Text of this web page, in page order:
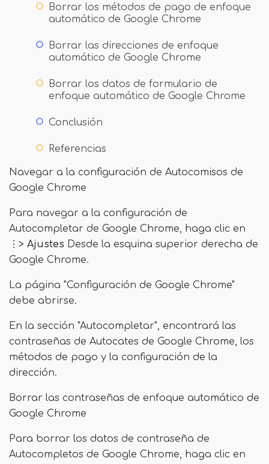
Borrar los métodos de pago de enfoque
automático de Google Chrome
Borrar las direcciones de enfoque
automático de Google Chrome
Borrar los datos de formulario de
enfoque automático de Google Chrome
Conclusión
Referencias
Navegar a la configuración de Autocomisos de
Google Chrome
Para navegar a la configuración de
Autocompletar de Google Chrome, haga clic en
⋮> Ajustes Desde la esquina superior derecha de
Google Chrome.
La página "Configuración de Google Chrome"
debe abrirse.
En la sección "Autocompletar", encontrará las
contraseñas de Autocates de Google Chrome, los
métodos de pago y la configuración de la
dirección.
Borrar las contraseñas de enfoque automático de
Google Chrome
Para borrar los datos de contraseña de
Autocompletos de Google Chrome, haga clic en